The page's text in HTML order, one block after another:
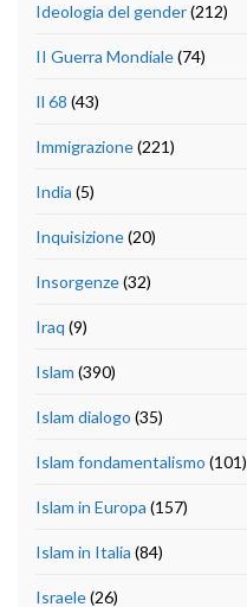
Ideologia del gender(212)
II Guerra Mondiale(74)
Il 68 (43)
Immigrazione(221)
India (5)
Inquisizione(20)
Insorgenze(32)
Iraq (9)
Islam (390)
Islam dialogo (35)
Islam fondamentalismo (101)
Islam in Europa (157)
Islam in Italia (84)
Israele(26)